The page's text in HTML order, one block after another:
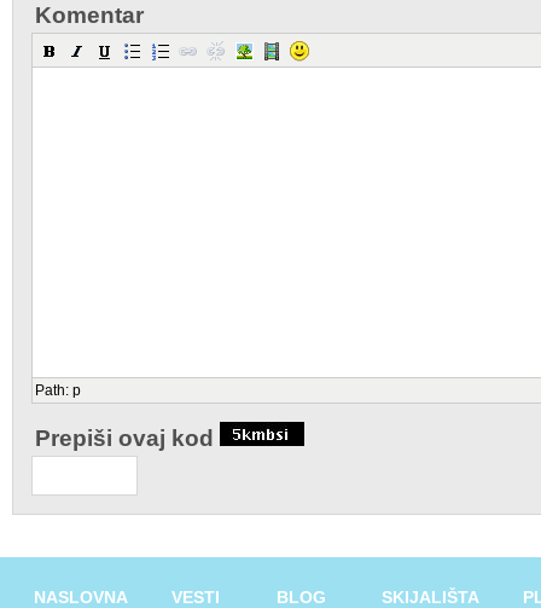
Komentar
Path: p
Prepiši ovaj kod
NASLOVNA VESTI BLOG SKIJALIŠTA